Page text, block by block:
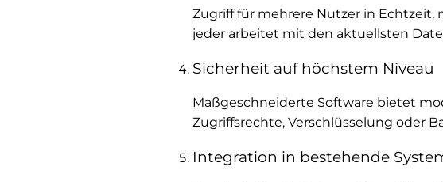
Zugriff für mehrere Nutzer in Echtzeit,
jeder arbeitet mit den aktuellsten
Sicherheit auf höchstem Niveau
Maßgeschneiderte Software bietet
Zugriffsrechte, Verschlüsselung oder
Integration in bestehende